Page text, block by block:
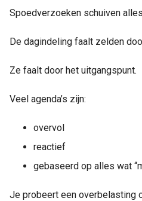
Spoedverzoeken schuiven
De dagindeling faalt zelden
Ze faalt door het uitgangspunt.
Veel agenda’s zijn:
overvol
reactief
gebaseerd op alles wat
Je probeert een overbelasting